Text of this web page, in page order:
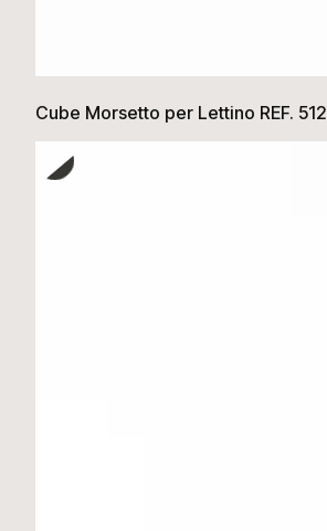
Cube Morsetto per Lettino REF. 512